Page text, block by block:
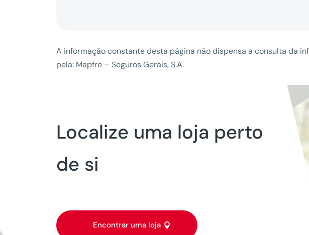
A informação constante desta página não dispensa a consulta da
pela: Mapfre – Seguros Gerais, S.A.
Localize uma loja perto
de si
Encontrar uma loja